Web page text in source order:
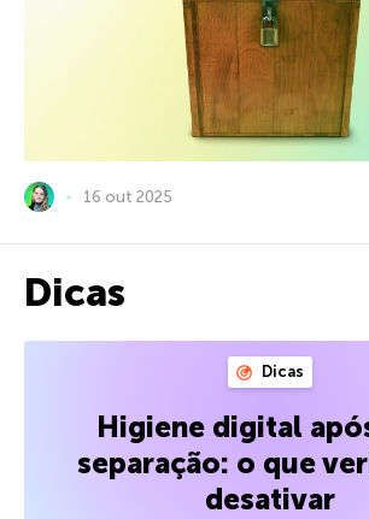
16 out 2025
Dicas
Dicas
Higiene digital
separação: o que
desativar